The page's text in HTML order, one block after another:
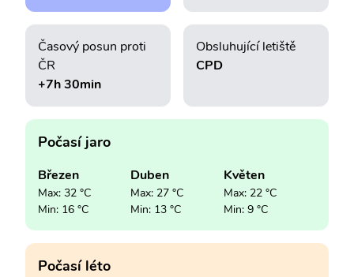
Časový posun proti
ČR
+7h 30min
Obsluhující letiště
CPD
Počasí jaro
Březen
Max: 32 °C
Min: 16 °C
Duben
Max: 27 °C
Min: 13 °C
Květen
Max: 22 °C
Min: 9 °C
Počasí léto